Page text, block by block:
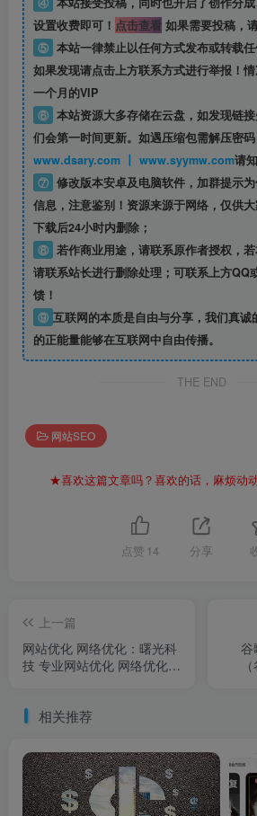
设置收费即可！ 点击查看如果需要投稿，
⑤ 本站一律禁止以任何方式发布或转载
如果发现请点击上方联系方式进行举报！
一个月的VIP
⑥ 本站资源大多存储在云盘，如发现链
们会第一时间更新。如遇压缩包需解压密码
www.dsary.com 丨 www.syymw.com请
⑦ 修改版本安卓及电脑软件，加群提示为
信息，注意鉴别！资源来源于网络，仅供
下载后24小时内删除；
⑧ 若作商业用途，请联系原作者授权，
请联系站长进行删除处理；可联系上方QQ
馈！
⑨ 互联网的本质是自由与分享，我们真诚
的正能量能够在互联网中自由传播。
THE END
网站SEO
★喜欢这篇文章吗？喜欢的话，麻烦动
点赞 14 分享
上一篇
网站优化 网络优化：曙光科
技 专业网站优化 网络优化服
谷
相关推荐